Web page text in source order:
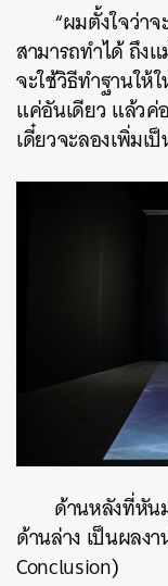
“ผมตั้งใจว่า
สามารถทำได้ ถึง
จะใช้วิธีทำฐานให้
แค่อันเดียว แล้วค่
เดี๋ยวจะลองเพิ่มเ
ด้านหลังที่หัน
ด้านล่าง เป็นผลงา
Conclusion)